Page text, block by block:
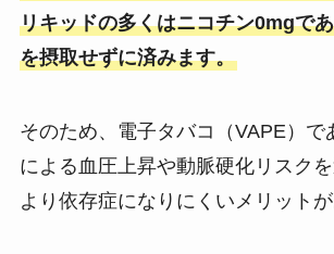
リキッドの多くはニコチン0mgで
を摂取せずに済みます​。
そのため、電子タバコ（VAPE）で
による血圧上昇や動脈硬化リスク
より依存症になりにくいメリットが